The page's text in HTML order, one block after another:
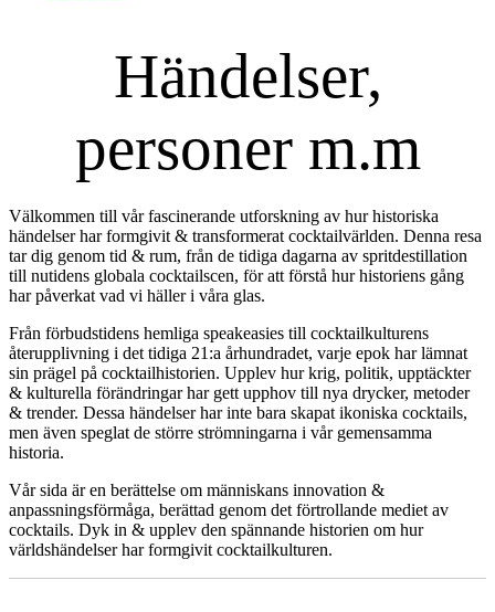
Händelser,
personer m.m
Välkommen till vår fascinerande utforskning av hur historiska
händelser har formgivit & transformerat cocktailvärlden. Denna resa
tar dig genom tid & rum, från de tidiga dagarna av spritdestillation
till nutidens globala cocktailscen, för att förstå hur historiens gång
har påverkat vad vi häller i våra glas.
Från förbudstidens hemliga speakeasies till cocktailkulturens
återupplivning i det tidiga 21:a århundradet, varje epok har lämnat
sin prägel på cocktailhistorien. Upplev hur krig, politik, upptäckter
& kulturella förändringar har gett upphov till nya drycker, metoder
& trender. Dessa händelser har inte bara skapat ikoniska cocktails,
men även speglat de större strömningarna i vår gemensamma
historia.
Vår sida är en berättelse om människans innovation &
anpassningsförmåga, berättad genom det förtrollande mediet av
cocktails. Dyk in & upplev den spännande historien om hur
världshändelser har formgivit cocktailkulturen.